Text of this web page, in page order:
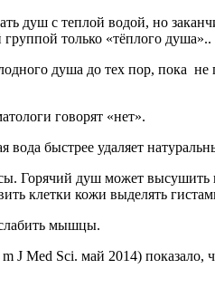
душ с теплой водой, но
только «тёплого душа»..
душа до тех пор, пока
говорят «нет».
вода быстрее удаляет
душ может высушить
клетки кожи выделять
мышцы.
J Med Sci. май 2014)